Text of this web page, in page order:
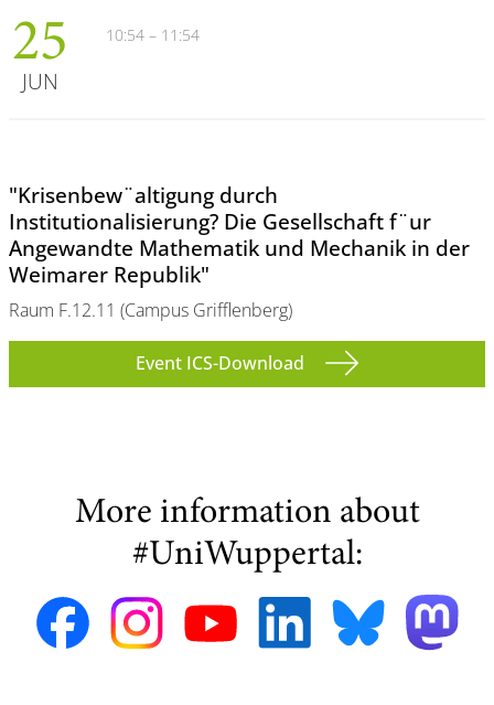
25
JUN
10:54 – 11:54
"Krisenbew¨altigung durch
Institutionalisierung? Die Gesellschaft f¨ur
Angewandte Mathematik und Mechanik in der
Weimarer Republik"
Raum F.12.11 (Campus Grifflenberg)
Event ICS-Download
More information about
#UniWuppertal: